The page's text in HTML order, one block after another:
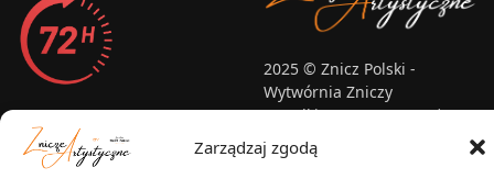
Zarządzaj zgodą
2025 © Znicz Polski -
Wytwórnia Zniczy
Wszelkie prawa zastrzeżone